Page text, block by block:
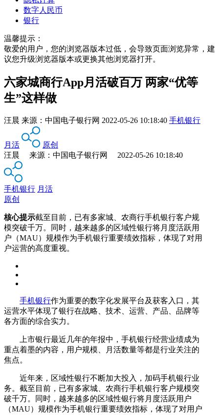
数字人民币
银行
温馨提示：
敬爱的用户，您的浏览器版本过低，会导致页面浏览异常，建
议您升级浏览器版本或更换其他浏览器打开。
六家城商行App月活破百万 两家“优等
生”这样做
汪晨 来源： 中国电子银行网 2022-05-26 10:18:40 手机银行
月活
原创
汪晨 来源：中国电子银行网 2022-05-26 10:18:40
手机银行 月活
原创
核心提示截至目前，已有多家城、农商行手机银行客户规
模突破千万。同时，越来越多的区域性银行将月度活跃用
户（MAU）规模作为手机银行重要绩效指标，体现了对用
户运营的高度重视。
手机银行作为重要的数字化发展平台及获客入口，其
运营水平体现了银行在战略、技术、运营、产品、品牌等
各方面的综合实力。
上市银行最近几年的年报中，手机银行经营业绩成为
重点着墨的内容，用户规模、月活数量等都是行业关注的
焦点。
近年来，区域性银行不断加大投入，加码手机银行业
务。截至目前，已有多家城、农商行手机银行客户规模突
破千万。同时，越来越多的区域性银行将月度活跃用户
（MAU）规模作为手机银行重要绩效指标，体现了对用户